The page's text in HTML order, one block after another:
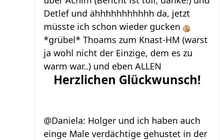
Detlef und ähhhhhhhhhhh da, jetzt
müsste ich schon wieder gucken
*grübel* Thoams zum Knast-HM (warst
ja wohl nicht der Einzige, dem es zu
warm war..) und eben ALLEN
Herzlichen Glückwunsch!
@Daniela: Holger und ich haben auch
einge Male verdächtige gehustet in der